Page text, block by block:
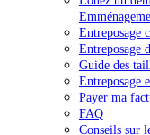
Entreposage
Entreposage
Guide des
Entreposage
Payer ma
FAQ
Conseils sur